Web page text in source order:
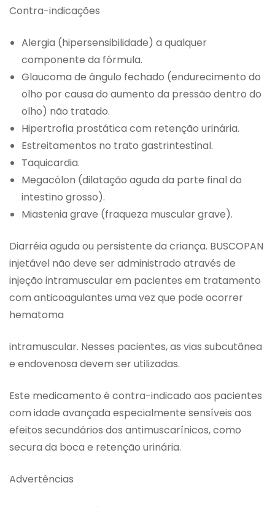
Contra-indicações
Alergia (hipersensibilidade) a qualquer
componente da fórmula.
Glaucoma de ângulo fechado (endurecimento do
olho por causa do aumento da pressão dentro do
olho) não tratado.
Hipertrofia prostática com retenção urinária.
Estreitamentos no trato gastrintestinal.
Taquicardia.
Megacólon (dilatação aguda da parte final do
intestino grosso).
Miastenia grave (fraqueza muscular grave).
Diarréia aguda ou persistente da criança. BUSCOPAN
injetável não deve ser administrado através de
injeção intramuscular em pacientes em tratamento
com anticoagulantes uma vez que pode ocorrer
hematoma
intramuscular. Nesses pacientes, as vias subcutânea
e endovenosa devem ser utilizadas.
Este medicamento é contra-indicado aos pacientes
com idade avançada especialmente sensíveis aos
efeitos secundários dos antimuscarínicos, como
secura da boca e retenção urinária.
Advertências